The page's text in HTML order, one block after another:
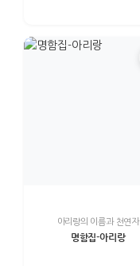
아리랑의 이름과 천연자
명함집-아리랑